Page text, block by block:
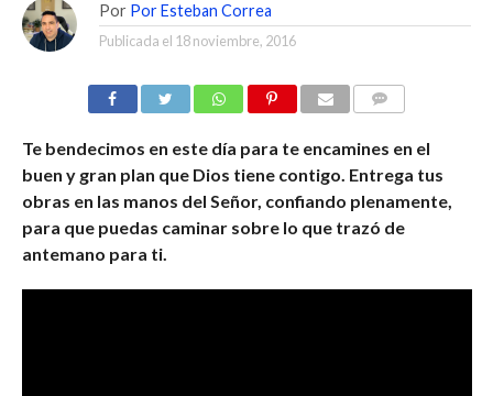
Por Por Esteban Correa
Publicada el 18 noviembre, 2016
Te bendecimos en este día para te encamines en el
buen y gran plan que Dios tiene contigo. Entrega tus
obras en las manos del Señor, confiando plenamente,
para que puedas caminar sobre lo que trazó de
antemano para ti.